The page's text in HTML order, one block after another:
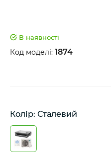
В наявності
Код моделі: 1874
Колір: Сталевий